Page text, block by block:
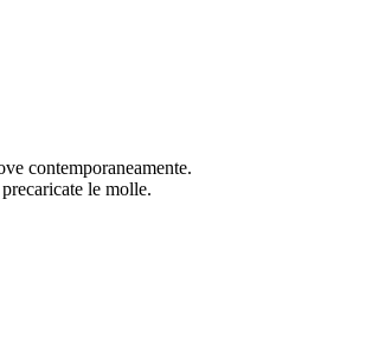
contemporaneamente.
le molle.